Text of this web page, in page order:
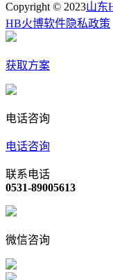
Copyright © 2023山东
HB火博软件隐私政策
获取方案
电话咨询
电话咨询
联系电话
0531-89005613
微信咨询